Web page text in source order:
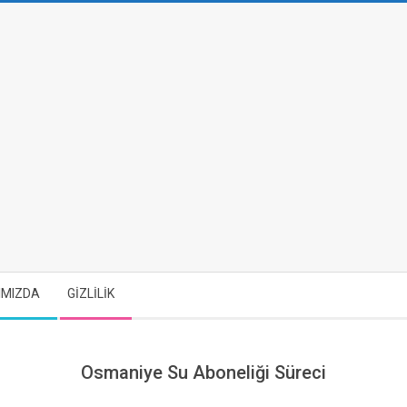
GİZLİLİK
Osmaniye Su Aboneliği Süreci